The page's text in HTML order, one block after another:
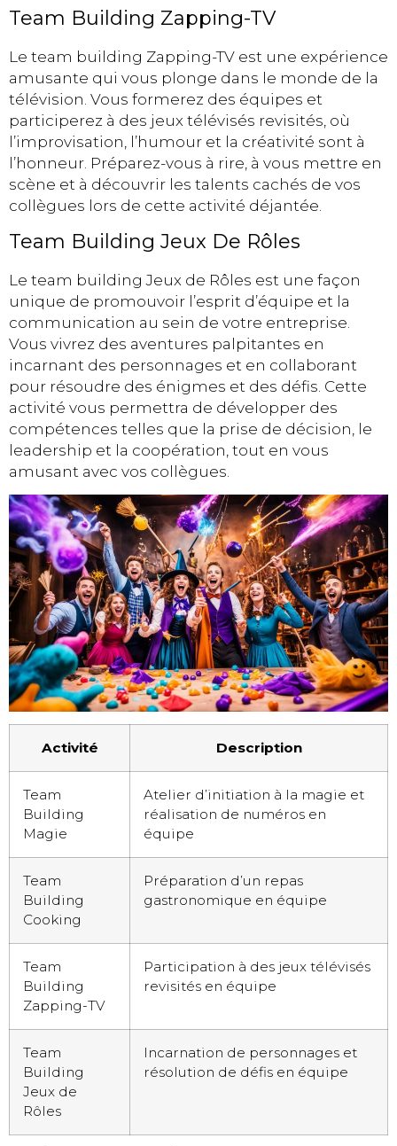
Team Building Zapping-TV
Le team building Zapping-TV est une expérience
amusante qui vous plonge dans le monde de la
télévision. Vous formerez des équipes et
participerez à des jeux télévisés revisités, où
l’improvisation, l’humour et la créativité sont à
l’honneur. Préparez-vous à rire, à vous mettre en
scène et à découvrir les talents cachés de vos
collègues lors de cette activité déjantée.
Team Building Jeux De Rôles
Le team building Jeux de Rôles est une façon
unique de promouvoir l’esprit d’équipe et la
communication au sein de votre entreprise.
Vous vivrez des aventures palpitantes en
incarnant des personnages et en collaborant
pour résoudre des énigmes et des défis. Cette
activité vous permettra de développer des
compétences telles que la prise de décision, le
leadership et la coopération, tout en vous
amusant avec vos collègues.
Activité Description
Team
Building
Magie
Atelier d’initiation à la magie et
réalisation de numéros en
équipe
Team
Building
Cooking
Préparation d’un repas
gastronomique en équipe
Team
Building
Zapping-TV
Participation à des jeux télévisés
revisités en équipe
Team
Building
Jeux de
Rôles
Incarnation de personnages et
résolution de défis en équipe